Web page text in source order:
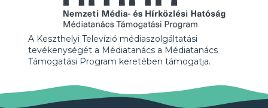
A Keszthelyi Televízió médiaszolgáltatási
tevékenységét a Médiatanács a Médiatanács
Támogatási Program keretében támogatja.